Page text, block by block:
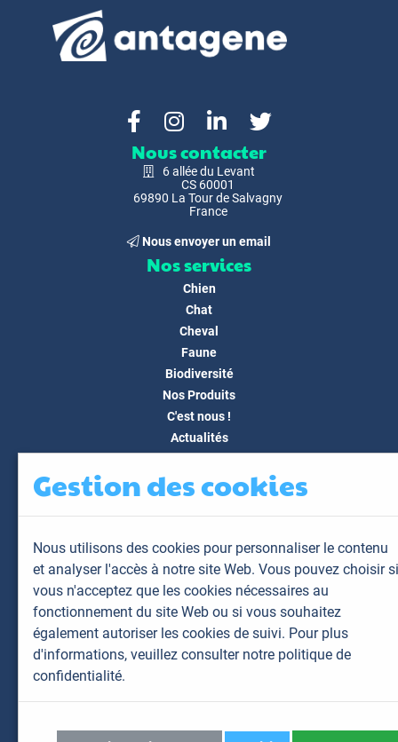
Nous contacter
6 allée du Levant
CS 60001
69890 La Tour de Salvagny
France
Nous envoyer un email
Nos services
Chien
Chat
Cheval
Faune
Biodiversité
Nos Produits
C'est nous !
Actualités
FAQ
Mon espace
Mes animaux
Mes résultats
Mes commandes
Mes factures
Gestion des cookies
Nous utilisons des cookies pour personnaliser le contenu
et analyser l'accès à notre site Web. Vous pouvez choisir si
vous n'acceptez que les cookies nécessaires au
fonctionnement du site Web ou si vous souhaitez
également autoriser les cookies de suivi. Pour plus
d'informations, veuillez consulter notre politique de
confidentialité.